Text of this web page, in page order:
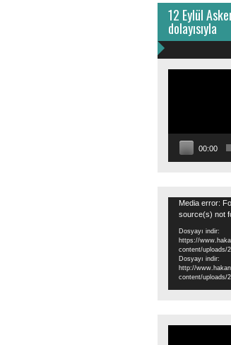
12 Eylül
dolayısıyla
00:00
Video
oynatıcı
Media error:
source(s) not
Dosyayı indir:
https://
content/uploads/
Dosyayı indir:
http://
content/uploads/